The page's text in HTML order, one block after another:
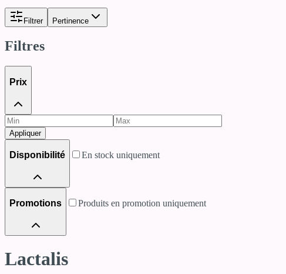
Filtrer Pertinence
Filtres
Prix
Appliquer
Disponibilité En stock uniquement
Promotions Produits en promotion uniquement
Lactalis